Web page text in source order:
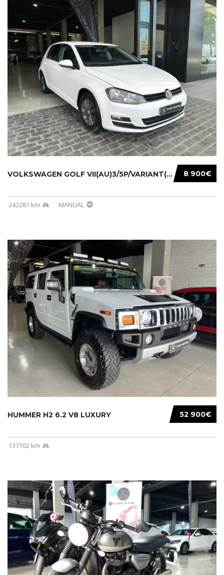
8 900€
VOLKSWAGEN GOLF VII(AU)3/5P/VARIANT(12-16 20...
242281 km MANUAL
52 900€
HUMMER H2 6.2 V8 LUXURY
137102 km